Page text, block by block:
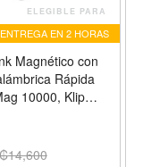
ELEGIBLE PARA
ENTREGA EN 2 HORAS
Magnético con
Rápida
10000, Klip
14,600